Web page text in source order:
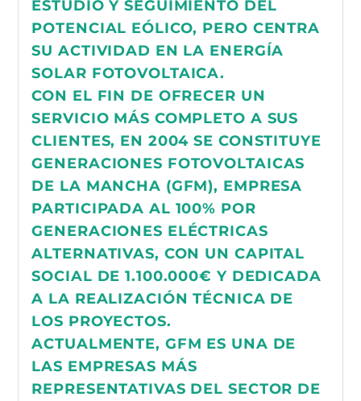
ESTUDIO Y SEGUIMIENTO DEL
POTENCIAL EÓLICO, PERO CENTRA
SU ACTIVIDAD EN LA ENERGÍA
SOLAR FOTOVOLTAICA.
CON EL FIN DE OFRECER UN
SERVICIO MÁS COMPLETO A SUS
CLIENTES, EN 2004 SE CONSTITUYE
GENERACIONES FOTOVOLTAICAS
DE LA MANCHA (GFM), EMPRESA
PARTICIPADA AL 100% POR
GENERACIONES ELÉCTRICAS
ALTERNATIVAS, CON UN CAPITAL
SOCIAL DE 1.100.000€ Y DEDICADA
A LA REALIZACIÓN TÉCNICA DE
LOS PROYECTOS.
ACTUALMENTE, GFM ES UNA DE
LAS EMPRESAS MÁS
REPRESENTATIVAS DEL SECTOR DE